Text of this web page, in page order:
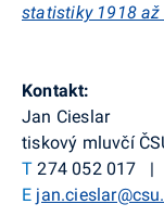
statistiky 1918 až
Kontakt:
Jan Cieslar
tiskový mluvčí
T274 052 017 |
E